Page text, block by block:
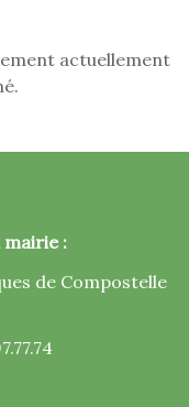
actuellement
mairie :
de Compostelle